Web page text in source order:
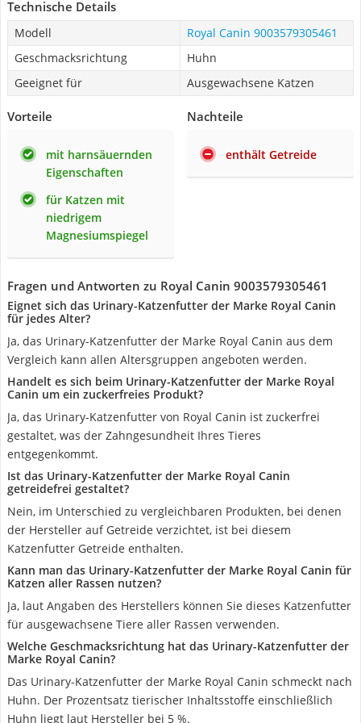
Technische Details
Modell
Royal Canin 9003579305461
Geschmacksrichtung
Huhn
Geeignet für
Ausgewachsene Katzen
Vorteile
mit harnsäuernden
Eigenschaften
für Katzen mit
niedrigem
Magnesiumspiegel
Nachteile
enthält Getreide
Fragen und Antworten zu Royal Canin 9003579305461
Eignet sich das Urinary-Katzenfutter der Marke Royal Canin
für jedes Alter?
Ja, das Urinary-Katzenfutter der Marke Royal Canin aus dem
Vergleich kann allen Altersgruppen angeboten werden.
Handelt es sich beim Urinary-Katzenfutter der Marke Royal
Canin um ein zuckerfreies Produkt?
Ja, das Urinary-Katzenfutter von Royal Canin ist zuckerfrei
gestaltet, was der Zahngesundheit Ihres Tieres
entgegenkommt.
Ist das Urinary-Katzenfutter der Marke Royal Canin
getreidefrei gestaltet?
Nein, im Unterschied zu vergleichbaren Produkten, bei denen
der Hersteller auf Getreide verzichtet, ist bei diesem
Katzenfutter Getreide enthalten.
Kann man das Urinary-Katzenfutter der Marke Royal Canin für
Katzen aller Rassen nutzen?
Ja, laut Angaben des Herstellers können Sie dieses Katzenfutter
für ausgewachsene Tiere aller Rassen verwenden.
Welche Geschmacksrichtung hat das Urinary-Katzenfutter der
Marke Royal Canin?
Das Urinary-Katzenfutter der Marke Royal Canin schmeckt nach
Huhn. Der Prozentsatz tierischer Inhaltsstoffe einschließlich
Huhn liegt laut Hersteller bei 5 %.